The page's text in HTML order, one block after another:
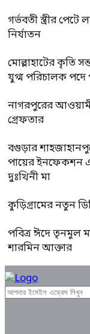
গর্ভবতী স্ত্রীর
নির্যাতন
মোল্লাহাটের কৃতি
যুগ্ম পরিচালক পদে
নাগরপুরের
গ্রেফতার
বগুড়ার
পায়ের ইনফেকশন
দুঃখিনী মা
কুড়িগ্রামের নতুন
পবিত্র ঈদে তৃনমুল
শারমিন আক্তার